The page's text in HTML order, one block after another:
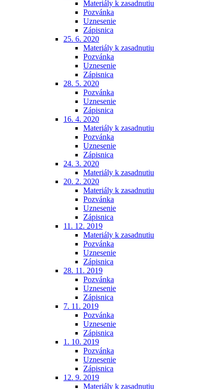
Materiály k zasadnutiu
Pozvánka
Uznesenie
Zápisnica
25. 6. 2020
Materiály k zasadnutiu
Pozvánka
Uznesenie
Zápisnica
28. 5. 2020
Pozvánka
Uznesenie
Zápisnica
16. 4. 2020
Materiály k zasadnutiu
Pozvánka
Uznesenie
Zápisnica
24. 3. 2020
Materiály k zasadnutiu
20. 2. 2020
Materiály k zasadnutiu
Pozvánka
Uznesenie
Zápisnica
11. 12. 2019
Materiály k zasadnutiu
Pozvánka
Uznesenie
Zápisnica
28. 11. 2019
Pozvánka
Uznesenie
Zápisnica
7. 11. 2019
Pozvánka
Uznesenie
Zápisnica
1. 10. 2019
Pozvánka
Uznesenie
Zápisnica
12. 9. 2019
Materiály k zasadnutiu